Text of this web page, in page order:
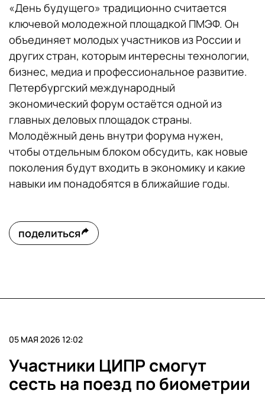
«День будущего» традиционно считается
ключевой молодежной площадкой ПМЭФ. Он
объединяет молодых участников из России и
других стран, которым интересны технологии,
бизнес, медиа и профессиональное развитие.
Петербургский международный
экономический форум остаётся одной из
главных деловых площадок страны.
Молодёжный день внутри форума нужен,
чтобы отдельным блоком обсудить, как новые
поколения будут входить в экономику и какие
навыки им понадобятся в ближайшие годы.
поделиться
05 МАЯ 2026 12:02
Участники ЦИПР смогут
сесть на поезд по биометрии